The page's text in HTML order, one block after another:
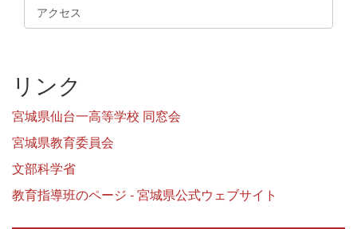
アクセス
リンク
宮城県仙台一高等学校 同窓会
宮城県教育委員会
文部科学省
教育指導班のページ - 宮城県公式ウェブサイト